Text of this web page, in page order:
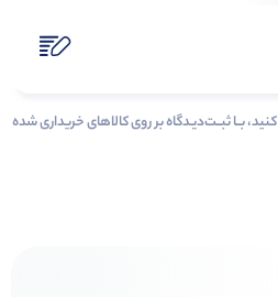
کنید، بــا ثبــت‌دیـدگاه بر روی کالاهای خریداری شده